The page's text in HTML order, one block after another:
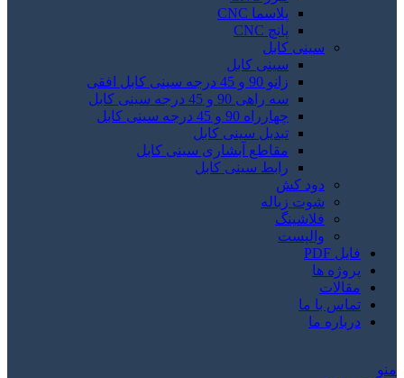
پلاسما CNC
پانچ CNC
سینی کابل
سینی کابل
زانو 90 و 45 درجه سینی کابل افقی
سه راهی 90 و 45 درجه سینی کابل
چهارراه 90 و 45 درجه سینی کابل
تبدیل سینی کابل
مقاطع آبشاری سینی کابل
رابط سینی کابل
دود کش
شوت زباله
فلاشینگ
والپست
فایل PDF
پروژه ها
مقالات
تماس با ما
درباره ما
منو